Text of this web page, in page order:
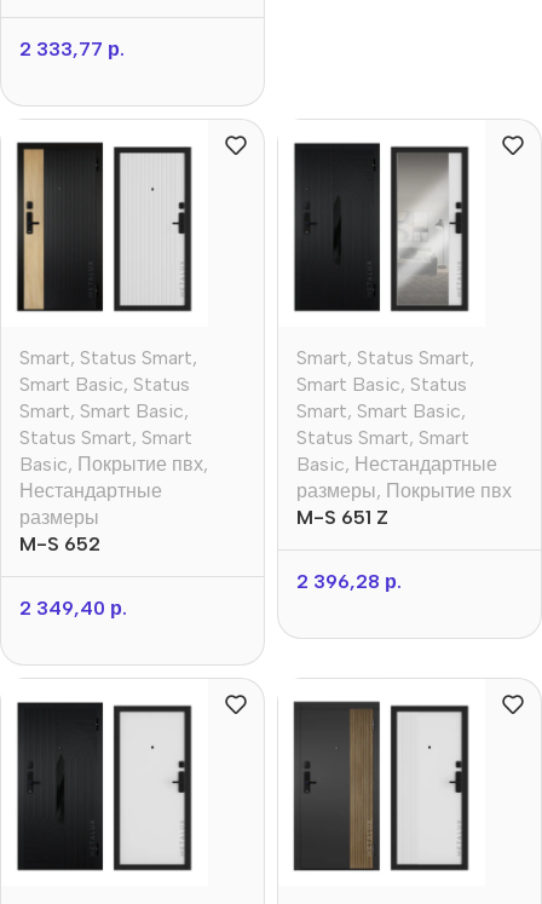
2 333,77 р.
Smart, Status Smart,
Smart Basic, Status
Smart, Smart Basic,
Status Smart, Smart
Basic, Покрытие пвх,
Нестандартные
размеры
M-S 652
2 349,40 р.
Smart, Status Smart,
Smart Basic, Status
Smart, Smart Basic,
Status Smart, Smart
Basic, Нестандартные
размеры, Покрытие пвх
M-S 651 Z
2 396,28 р.